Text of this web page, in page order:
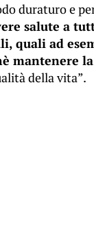
duraturo e
salute a
quali ad
mantenere
della vita”.